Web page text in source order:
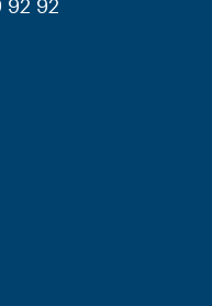
92 92
website)
externe website)
naar een externe